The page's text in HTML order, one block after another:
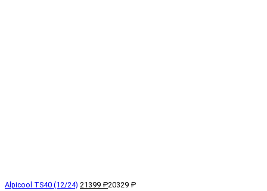
Alpicool TS40 (12/24) 21399 ₽20329 ₽